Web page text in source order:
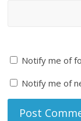
Notify me of
Notify me of